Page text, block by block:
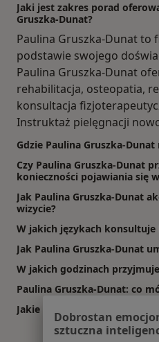
Jaki jest zakres porad
Gruszka-Dunat?
Paulina Gruszka-Dunat to
podstawie swojego
Paulina Gruszka-Dunat
rehabilitacja, osteopatia,
konsultacja
Instruktaż pielęgnacji
Gdzie Paulina Gruszka-
Czy Paulina Gruszka-Dunat
konieczności pojawiania się
Jak Paulina Gruszka-Dunat
wizycie?
W jakich językach konsultuje
Jak Paulina Gruszka-Dunat
W jakich godzinach
Paulina Gruszka-Dunat: co
Jakie ubezpieczenia
Dobrostan
sztuczna